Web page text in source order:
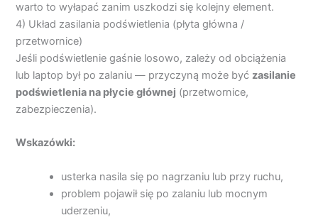
warto to wyłapać zanim uszkodzi się kolejny element.
4) Układ zasilania podświetlenia (płyta główna /
przetwornice)
Jeśli podświetlenie gaśnie losowo, zależy od obciążenia
lub laptop był po zalaniu — przyczyną może być zasilanie
podświetlenia na płycie głównej (przetwornice,
zabezpieczenia).
Wskazówki:
usterka nasila się po nagrzaniu lub przy ruchu,
problem pojawił się po zalaniu lub mocnym
uderzeniu,